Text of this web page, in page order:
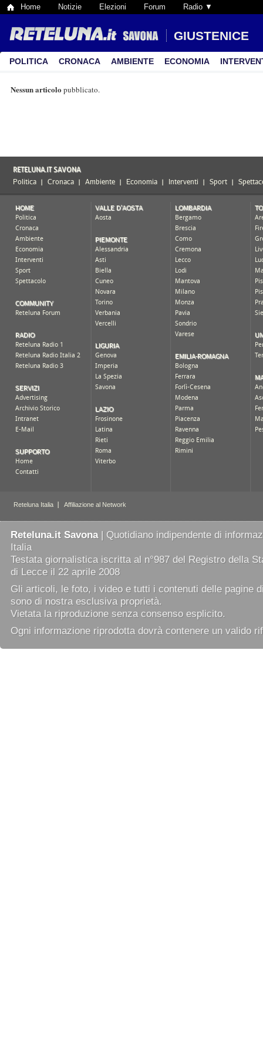
Home Notizie Elezioni Forum Radio ▼
GIUSTENICE
POLITICA CRONACA AMBIENTE ECONOMIA
Nessun articolo pubblicato.
Reteluna.it Savona| Quotidiano indipendente di
Italia
Testata giornalistica iscritta al n°987 del Registro della
di Lecce il 22 aprile 2008
Gli articoli, le foto, i video e tutti i contenuti delle pagine
sono di nostra esclusiva proprietà.
Vietata la riproduzione senza consenso esplicito.
Ogni informazione riprodotta dovrà contenere un valido